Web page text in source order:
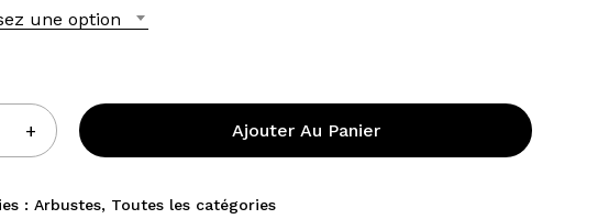
une option
Ajouter Au Panier
:Arbustes, Toutes les catégories